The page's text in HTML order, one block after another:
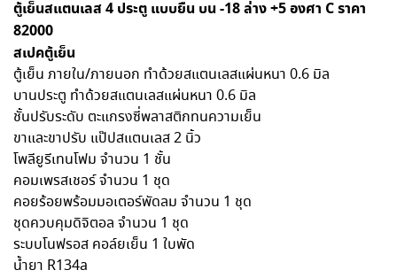
ตู้เย็นสแตนเลส 4 ประตู แบบยืน บน -18 ล่าง +5 องศา C ราคา
82000
สเปคตู้เย็น
ตู้เย็น ภายใน/ภายนอก ทำด้วยสแตนเลสแผ่นหนา 0.6 มิล
บานประตู ทำด้วยสแตนเลสแผ่นหนา 0.6 มิล
ชั้นปรับระดับ ตะแกรงซี่พลาสติกทนความเย็น
ขาและขาปรับ แป๊ปสแตนเลส 2 นิ้ว
โพลียูรีเทนโฟม จำนวน 1 ชั้น
คอมเพรสเชอร์ จำนวน 1 ชุด
คอยร้อยพร้อมมอเตอร์พัดลม จำนวน 1 ชุด
ชุดควบคุมดิจิตอล จำนวน 1 ชุด
ระบบโนฟรอส คอล์ยเย็น 1 ใบพัด
น้ำยา R134a